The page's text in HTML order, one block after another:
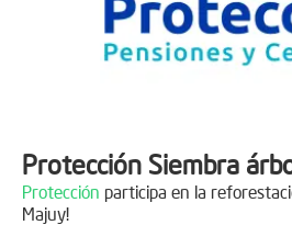
Protección Siembra
Protección participa en la
Majuy!